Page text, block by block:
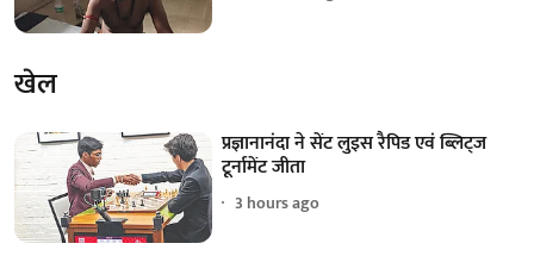
खेल
प्रज्ञानानंदा ने सेंट लुइस रैपिड एवं ब्लिट्ज
टूर्नामेंट जीता
3 hours ago